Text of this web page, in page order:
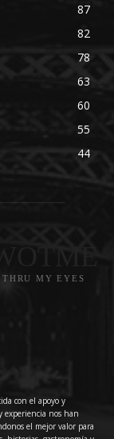
87
82
78
63
60
55
44
MY EYES
con el apoyo y
experiencia nos han
el mejor valor para